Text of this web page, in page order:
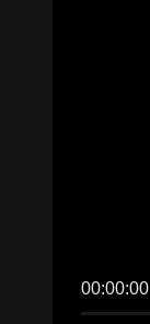
00:00:00